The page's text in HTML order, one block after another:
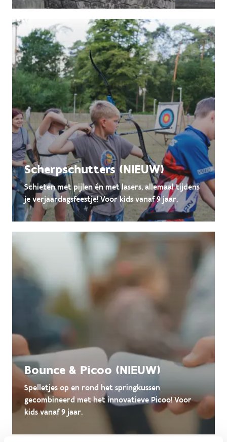
Scherpschutters (NIEUW)
Schieten met pijlen én met lasers, allemaal tijdens
je verjaardagsfeestje! Voor kids vanaf 9 jaar.
Bounce & Picoo (NIEUW)
Spelletjes op en rond het springkussen
gecombineerd met het innovatieve Picoo! Voor
kids vanaf 9 jaar.